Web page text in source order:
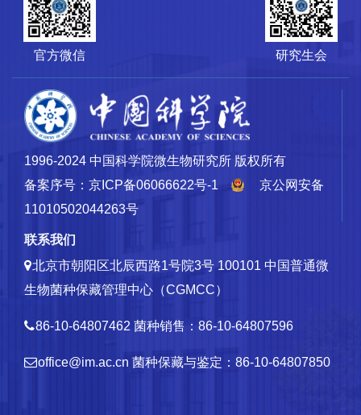
官方微信 研究生会
1996-2024 中国科学院微生物研究所 版权所有
备案序号：京ICP备06066622号-1
京公网安备
11010502044263号
联系我们
北京市朝阳区北辰西路1号院3号 100101 中国普通微
生物菌种保藏管理中心（CGMCC）
86-10-64807462 菌种销售：86-10-64807596
office@im.ac.cn 菌种保藏与鉴定：86-10-64807850